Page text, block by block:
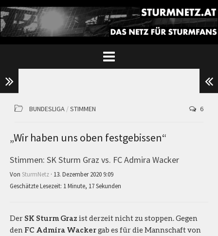
BUNDESLIGA /STIMMEN 6
„Wir haben uns oben festgebissen“
Stimmen: SK Sturm Graz vs. FC Admira Wacker
Von SturmNetz · 13. Dezember 2020 9:09
Geschätzte Lesezeit: 1 Minute, 17 Sekunden
Der SK Sturm Graz ist derzeit nicht zu stoppen. Gegen
den FC Admira Wackergab es für die Mannschaft von